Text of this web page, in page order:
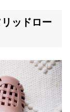
ッドロー